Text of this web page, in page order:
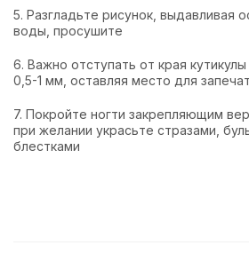
5. Разгладьте рисунок, выдавливая
воды, просушите
6. Важно отступать от края
0,5-1 мм, оставляя место для
7. Покройте ногти закрепляющим
при желании украсьте стразами,
блестками